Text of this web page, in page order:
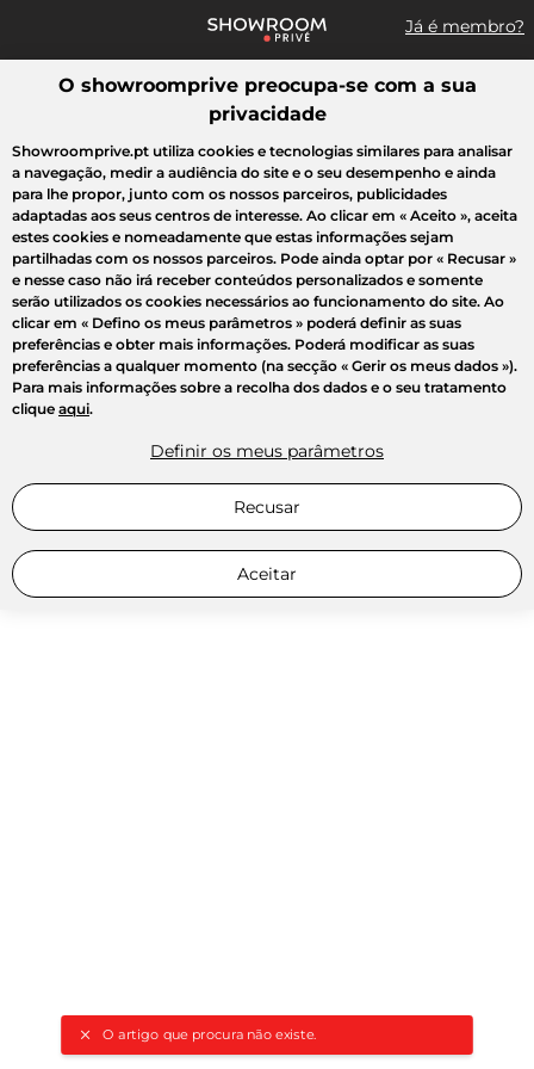
Já é membro?
Pesquisar uma marca, um artigo, uma venda...
O artigo que procura não existe.
Todas as vendas Moda Desporto Casa Criança Beleza
O showroomprive preocupa-se com a sua
privacidade
Showroomprive.pt utiliza cookies e tecnologias similares para analisar
a navegação, medir a audiência do site e o seu desempenho e ainda
para lhe propor, junto com os nossos parceiros, publicidades
adaptadas aos seus centros de interesse. Ao clicar em « Aceito », aceita
estes cookies e nomeadamente que estas informações sejam
partilhadas com os nossos parceiros. Pode ainda optar por « Recusar »
e nesse caso não irá receber conteúdos personalizados e somente
serão utilizados os cookies necessários ao funcionamento do site. Ao
clicar em « Defino os meus parâmetros » poderá definir as suas
preferências e obter mais informações. Poderá modificar as suas
preferências a qualquer momento (na secção « Gerir os meus dados »).
Para mais informações sobre a recolha dos dados e o seu tratamento
clique aqui.
Definir os meus parâmetros
Recusar
Aceitar